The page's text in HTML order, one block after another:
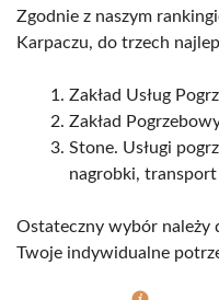
Zgodnie z naszym
Karpaczu, do trzech
Zakład Usług
Zakład
Stone. Usługi
nagrobki, transport
Ostateczny wybór należy
Twoje indywidualne